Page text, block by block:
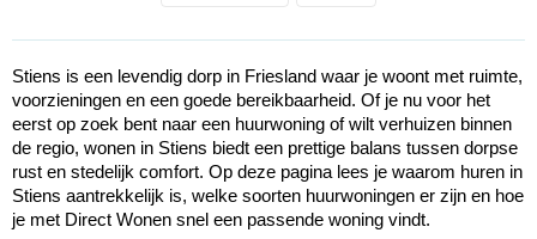
Stiens is een levendig dorp in Friesland waar je woont met ruimte,
voorzieningen en een goede bereikbaarheid. Of je nu voor het
eerst op zoek bent naar een huurwoning of wilt verhuizen binnen
de regio, wonen in Stiens biedt een prettige balans tussen dorpse
rust en stedelijk comfort. Op deze pagina lees je waarom huren in
Stiens aantrekkelijk is, welke soorten huurwoningen er zijn en hoe
je met Direct Wonen snel een passende woning vindt.